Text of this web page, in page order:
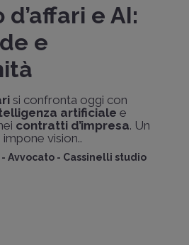
e AI:
e
si confronta oggi con
artificiale e
contratti d’impresa. Un
vision..
- Avvocato - Cassinelli studio